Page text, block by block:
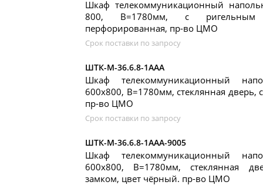
Шкаф телекоммуникационный
800, В=1780мм, с ригельным
перфорированная, пр-во ЦМО
Срок поставки по запросу
ШТК-М-36.6.8-1ААА
Шкаф телекоммуникационный
600x800, В=1780мм, стеклянная дверь,
пр-во ЦМО
Срок поставки по запросу
ШТК-М-36.6.8-1ААА-9005
Шкаф телекоммуникационный
600x800, В=1780мм, стеклянная
замком, цвет чёрный. пр-во ЦМО